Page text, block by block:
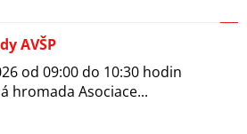
AVŠP
od 09:00 do 10:30 hodin
hromada Asociace...